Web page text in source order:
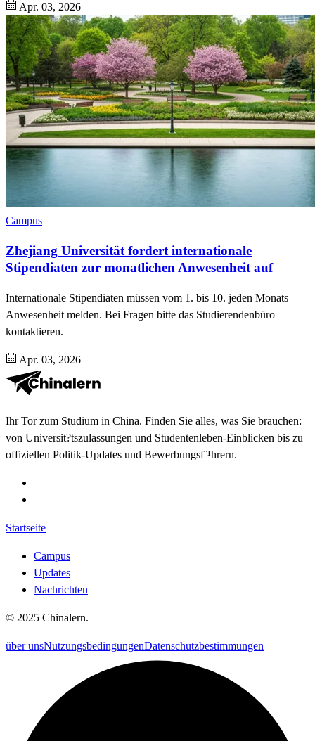
Apr. 03, 2026
Campus
Zhejiang Universität fordert internationale
Stipendiaten zur monatlichen Anwesenheit auf
Internationale Stipendiaten müssen vom 1. bis 10. jeden Monats
Anwesenheit melden. Bei Fragen bitte das Studierendenbüro
kontaktieren.
Apr. 03, 2026
Ihr Tor zum Studium in China. Finden Sie alles, was Sie brauchen:
von Universit?tszulassungen und Studentenleben-Einblicken bis zu
offiziellen Politik-Updates und Bewerbungsf¨¹hrern.
Startseite
Campus
Updates
Nachrichten
© 2025 Chinalern.
über unsNutzungsbedingungenDatenschutzbestimmungen